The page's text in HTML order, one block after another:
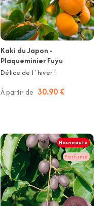
Kaki du Japon -
Plaqueminier Fuyu
Délice de l´hiver !
À partir de 30.90 €
Nouveauté
Parfumé